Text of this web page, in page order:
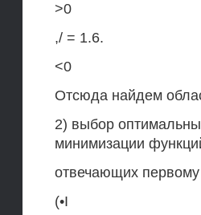
>0
,/ = 1.6.
<0
Отсюда найдем
2) выбор
минимизации
отвечающих
(•I